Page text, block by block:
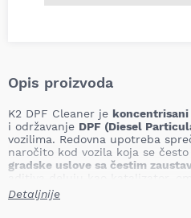
Opis proizvoda
K2 DPF Cleaner je
i održavanje DPF (Diesel
vozilima. Redovna upotreba
naročito kod vozila koja se
gradske uslove sa čestim
sagorevanje čađi
Detaljnije